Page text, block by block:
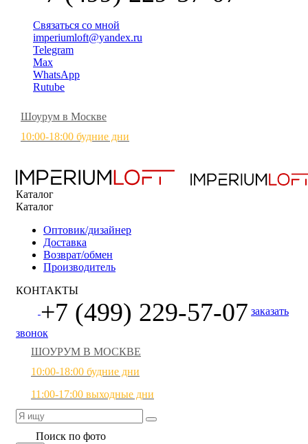
Связаться со мной
imperiumloft@yandex.ru
Telegram
Max
WhatsApp
Rutube
Шоурум в Москве
10:00-18:00 будние дни
Каталог
Каталог
Оптовик/дизайнер
Доставка
Возврат/обмен
Производитель
КОНТАКТЫ
+7 (499) 229-57-07 заказать
звонок
ШОУРУМ В МОСКВЕ
10:00-18:00 будние дни
11:00-17:00 выходные дни
Поиск по фото